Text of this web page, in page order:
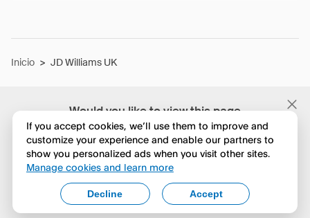
Would you like to view this page
in English?
No, seguir navegando
Yes, change to English
Inicio > JD Williams UK
If you accept cookies, we’ll use them to improve and
customize your experience and enable our partners to
show you personalized ads when you visit other sites.
Manage cookies and learn more
Accept
Decline